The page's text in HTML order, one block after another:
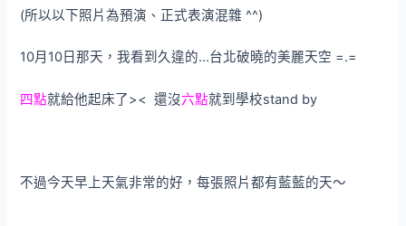
(所以以下照片為預演、正式表演混雜 ^^)
10月10日那天，我看到久違的…台北破曉的美麗天空 =.=
四點就給他起床了>< 還沒六點就到學校stand by
不過今天早上天氣非常的好，每張照片都有藍藍的天～